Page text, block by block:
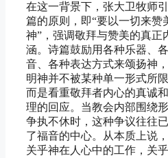
在这一背景下，张大卫牧师
篇的原则，即“要以一切来赞
神”，强调敬拜与赞美的真正
涵。诗篇鼓励用各种乐器、
音、各种表达方式来颂扬神
明神并不被某种单一形式所限
而是看重敬拜者内心的真诚
理的回应。当教会内部围绕
争执不休时，这种争议往往
了福音的中心。从本质上说
关乎神在人心中的工作，关